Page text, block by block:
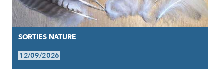
SORTIES NATURE
12/09/2026